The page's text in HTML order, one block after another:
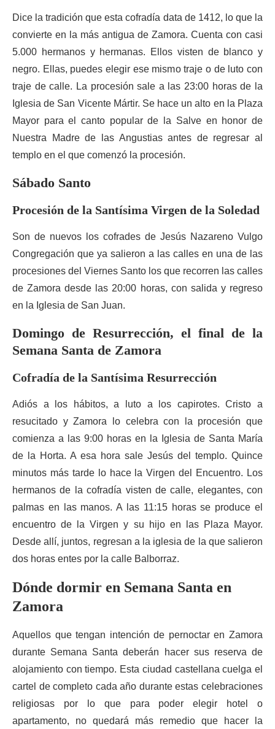
Dice la tradición que esta cofradía data de 1412, lo que la
convierte en la más antigua de Zamora. Cuenta con casi
5.000 hermanos y hermanas. Ellos visten de blanco y
negro. Ellas, puedes elegir ese mismo traje o de luto con
traje de calle. La procesión sale a las 23:00 horas de la
Iglesia de San Vicente Mártir. Se hace un alto en la Plaza
Mayor para el canto popular de la Salve en honor de
Nuestra Madre de las Angustias antes de regresar al
templo en el que comenzó la procesión.
Sábado Santo
Procesión de la Santísima Virgen de la Soledad
Son de nuevos los cofrades de Jesús Nazareno Vulgo
Congregación que ya salieron a las calles en una de las
procesiones del Viernes Santo los que recorren las calles
de Zamora desde las 20:00 horas, con salida y regreso
en la Iglesia de San Juan.
Domingo de Resurrección, el final de la
Semana Santa de Zamora
Cofradía de la Santísima Resurrección
Adiós a los hábitos, a luto a los capirotes. Cristo a
resucitado y Zamora lo celebra con la procesión que
comienza a las 9:00 horas en la Iglesia de Santa María
de la Horta. A esa hora sale Jesús del templo. Quince
minutos más tarde lo hace la Virgen del Encuentro. Los
hermanos de la cofradía visten de calle, elegantes, con
palmas en las manos. A las 11:15 horas se produce el
encuentro de la Virgen y su hijo en las Plaza Mayor.
Desde allí, juntos, regresan a la iglesia de la que salieron
dos horas entes por la calle Balborraz.
Dónde dormir en Semana Santa en
Zamora
Aquellos que tengan intención de pernoctar en Zamora
durante Semana Santa deberán hacer sus reserva de
alojamiento con tiempo. Esta ciudad castellana cuelga el
cartel de completo cada año durante estas celebraciones
religiosas por lo que para poder elegir hotel o
apartamento, no quedará más remedio que hacer la